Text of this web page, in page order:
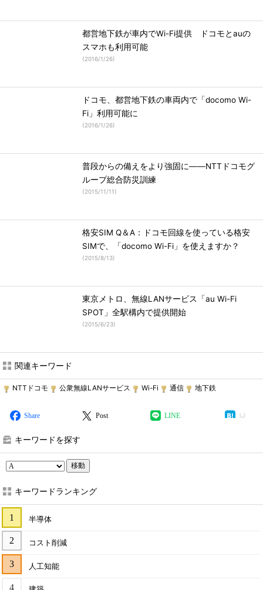
都営地下鉄が車内でWi-Fi提供 ドコモとauの
スマホも利用可能
(2016/1/26)
ドコモ、都営地下鉄の車両内で「docomo Wi-
Fi」利用可能に
(2016/1/26)
普段からの備えをより強固に――NTTドコモグ
ループ総合防災訓練
(2015/11/11)
格安SIM Q＆A：ドコモ回線を使っている格安
SIMで、「docomo Wi-Fi」を使えますか？
(2015/8/13)
東京メトロ、無線LANサービス「au Wi-Fi
SPOT」全駅構内で提供開始
(2015/6/23)
関連キーワード
NTTドコモ 公衆無線LANサービス Wi-Fi 通信 地下鉄
Share Post LINE
キーワードを探す
移動
キーワードランキング
半導体
コスト削減
人工知能